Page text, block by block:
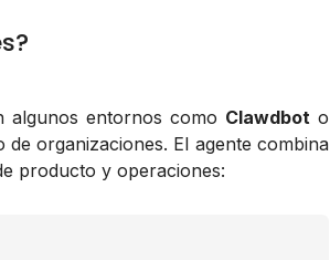
entornos como Clawdboto
organizaciones. El agente combina
producto y operaciones: